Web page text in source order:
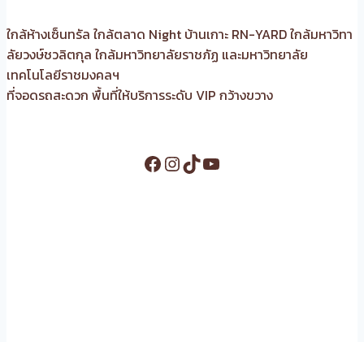
ใกล้ห้างเซ็นทรัล ใกล้ตลาด Night บ้านเกาะ RN-YARD ใกล้มหาวิทา
ลัยวงษ์ชวลิตกุล ใกล้มหาวิทยาลัยราชภัฏ และมหาวิทยาลัย
เทคโนโลยีราชมงคลฯ
ที่จอดรถสะดวก พื้นที่ให้บริการระดับ VIP กว้างขวาง
Facebook
Instagram
TikTokYouTube